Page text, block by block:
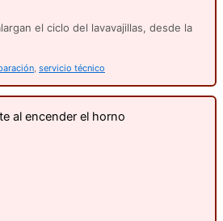
el ciclo del lavavajillas, desde la
servicio técnico